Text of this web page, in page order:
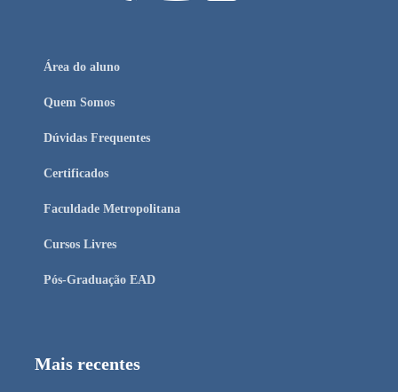
Área do aluno
Quem Somos
Dúvidas Frequentes
Certificados
Faculdade Metropolitana
Cursos Livres
Pós-Graduação EAD
Mais recentes